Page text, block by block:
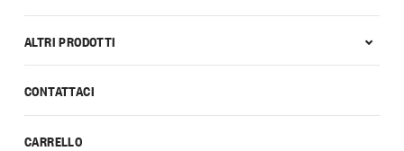
CONTATTACI
CARRELLO
ALTRI PRODOTTI